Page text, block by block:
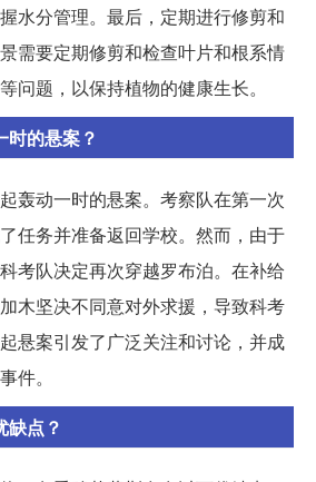
水分管理。最后，定期进行修剪和
需要定期修剪和检查叶片和根系情
问题，以保持植物的健康生长。
时的悬案？
轰动一时的悬案。考察队在第一次
任务并准备返回学校。然而，由于
考队决定再次穿越罗布泊。在补给
木坚决不同意对外求援，导致科考
悬案引发了广泛关注和讨论，并成
件。
缺点？